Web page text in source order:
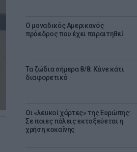
Ο μοναδικός Αμερικανός
πρόεδρος που έχει παραιτηθεί
Τα ζώδια σήμερα 8/8: Κάνε κάτι
διαφορετικό
Οι «λευκοί χάρτες» της Ευρώπης:
Σε ποιες πόλεις εκτοξεύεται η
χρήση κοκαΐνης